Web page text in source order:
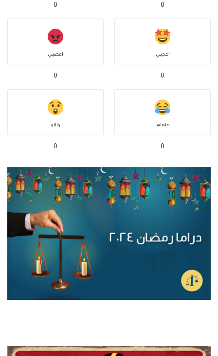
0
0
أعجبني
0
أغضبني
0
هاهاها
0
واااو
0